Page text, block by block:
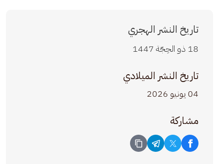
تاريخ النشر الهجري
18 ذو الحِجّة 1447
تاريخ النشر الميلادي
04 يونيو 2026
مشاركة